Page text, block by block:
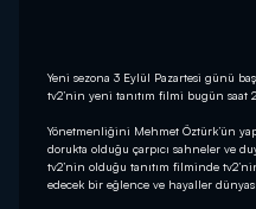
Yeni sezona 3 Eylül Pazartesi günü
tv2’nin yeni tanıtım filmi bugün saat
Yönetmenliğini Mehmet Öztürk’ün
dorukta olduğu çarpıcı sahneler ve
tv2’nin olduğu tanıtım filminde
edecek bir eğlence ve hayaller